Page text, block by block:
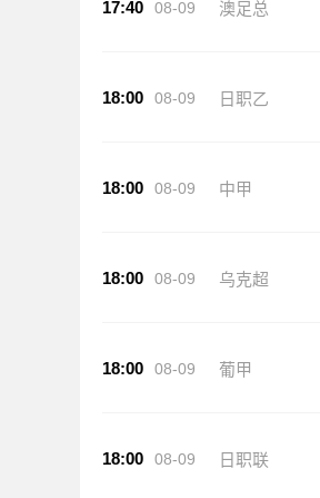
17:40 08-09 澳足总
18:00 08-09 日职乙
18:00 08-09 中甲
18:00 08-09 乌克超
18:00 08-09 葡甲
18:00 08-09 日职联